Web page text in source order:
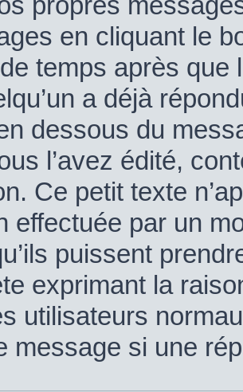
en cliquant le
temps après que
a déjà
dessous du
l’avez édité,
Ce petit texte
effectuée par un
puissent
exprimant la
utilisateurs
message si une